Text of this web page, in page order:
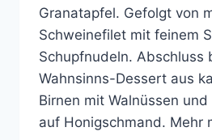
Granatapfel. Gefolgt von
Schweinefilet mit feinem
Schupfnudeln. Abschluss
Wahnsinns-Dessert aus
Birnen mit Walnüssen
auf Honigschmand. Mehr